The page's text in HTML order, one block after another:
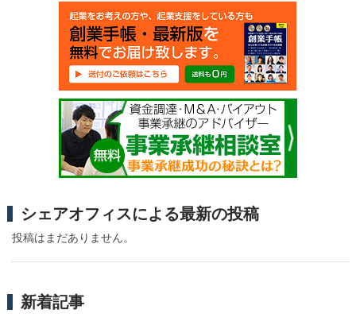
シェアオフィスによる最新の投稿
投稿はまだありません。
新着記事